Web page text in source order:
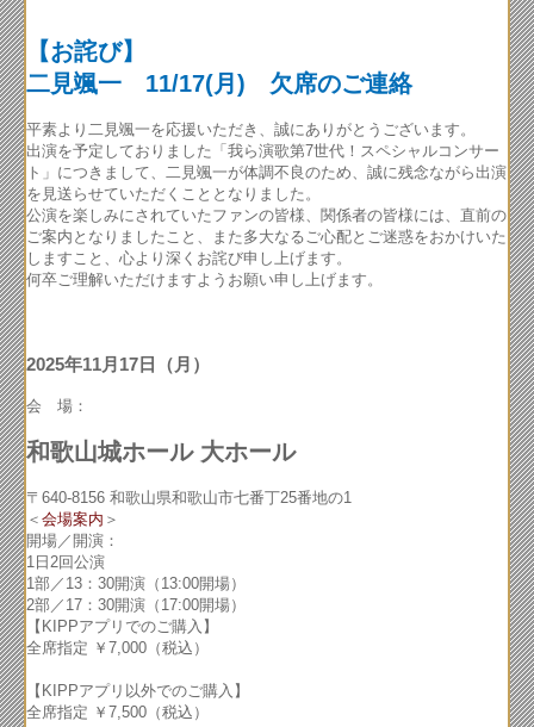
【お詫び】
二見颯一 11/17(月) 欠席のご連絡
平素より二見颯一を応援いただき、誠にありがとうございます。
出演を予定しておりました「我ら演歌第7世代！スペシャルコンサー
ト」につきまして、二見颯一が体調不良のため、誠に残念ながら出演
を見送らせていただくこととなりました。
公演を楽しみにされていたファンの皆様、関係者の皆様には、直前の
ご案内となりましたこと、また多大なるご心配とご迷惑をおかけいた
しますこと、心より深くお詫び申し上げます。
何卒ご理解いただけますようお願い申し上げます。
2025年11月17日（月）
会 場：
和歌山城ホール 大ホール
〒640-8156 和歌山県和歌山市七番丁25番地の1
＜ 会場案内 ＞
開場／開演：
1日2回公演
1部／13：30開演（13:00開場）
2部／17：30開演（17:00開場）
【KIPPアプリでのご購入】
全席指定 ￥7,000（税込）
【KIPPアプリ以外でのご購入】
全席指定 ￥7,500（税込）